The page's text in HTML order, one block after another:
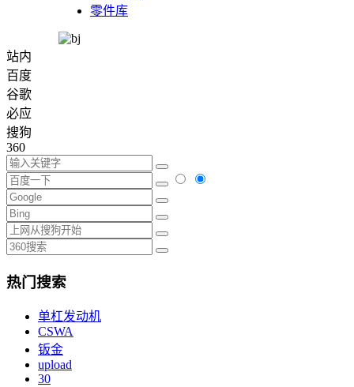
零件库
站内
百度
谷歌
必应
搜狗
360
热门搜索
单杠发动机
CSWA
钣金
upload
30